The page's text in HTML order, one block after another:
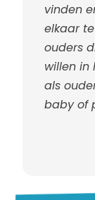
vinden
elkaar
ouders
willen in
als
baby of